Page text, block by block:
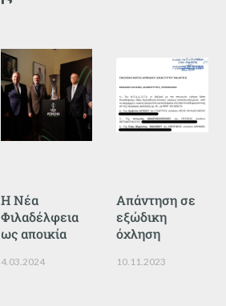
Η Νέα
Φιλαδέλφεια
ως αποικία
4.03.2024
Απάντηση σε
εξώδικη
όχληση
10.11.2023